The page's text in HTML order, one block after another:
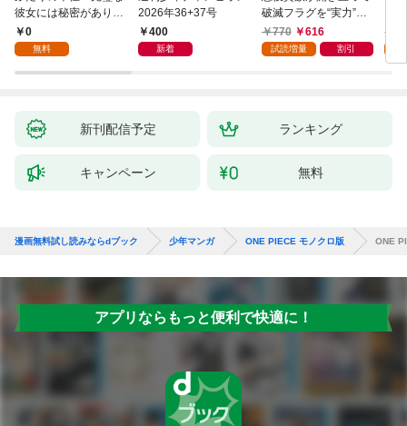
彼女には秘密がありま
した(1)
0
無料
2026年36+37号
400
新着
破滅フラグを“実力”で
叩き折っていたら、い
つの間にかヒロイン達
770 616
試読増量 割引
新刊配信予定 ランキング
キャンペーン 無料
漫画無料試し読みならdブック 少年マンガ ONE PIECE モノクロ版 ONE
アプリならもっと便利で快適に！